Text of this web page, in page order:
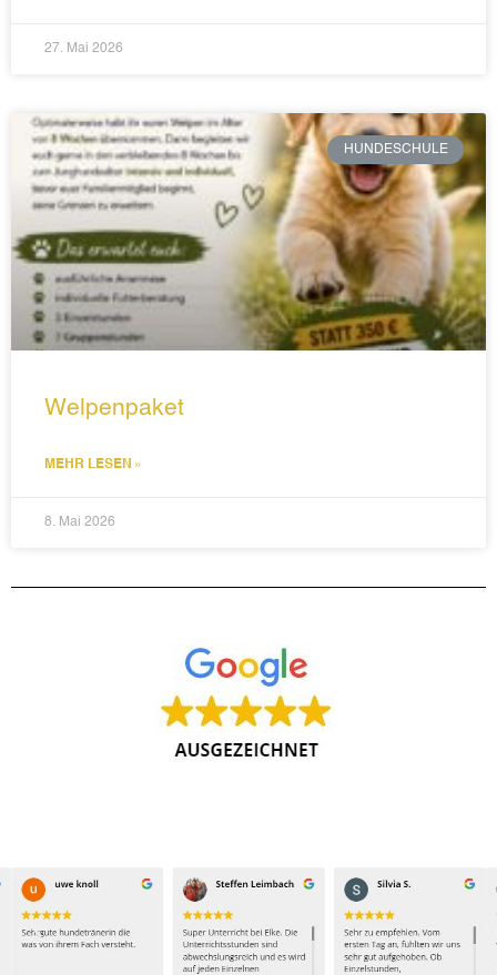
27. Mai 2026
HUNDESCHULE
Welpenpaket
MEHR LESEN »
8. Mai 2026